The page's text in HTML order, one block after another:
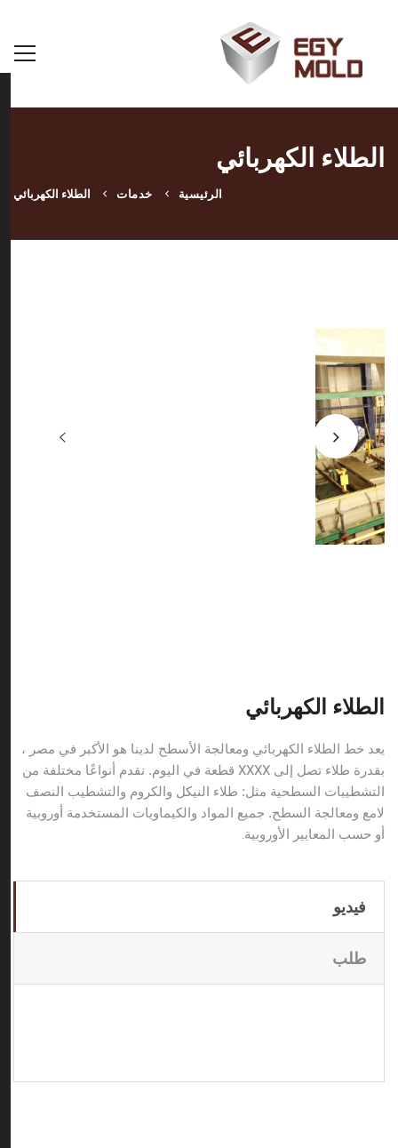
الطلاء الكهربائي
الرئيسية خدمات الطلاء الكهربائي
الطلاء الكهربائي
يعد خط الطلاء الكهربائي ومعالجة الأسطح لدينا هو الأكبر في مصر ،
بقدرة طلاء تصل إلى XXXX قطعة في اليوم. نقدم أنواعًا مختلفة من
التشطيبات السطحية مثل: طلاء النيكل والكروم والتشطيب النصف
لامع ومعالجة السطح. جميع المواد والكيماويات المستخدمة أوروبية
أو حسب المعايير الأوروبية.
فيديو
طلب